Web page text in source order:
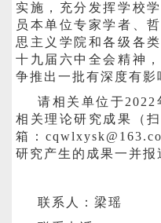
实施，充分发挥学校
员本单位专家学者、
思主义学院和各级各
十九届六中全会精神
争推出一批有深度有影
请相关单位于
相关理论研究成果（
箱：
研究产生的成果一并报
联系人：梁瑶